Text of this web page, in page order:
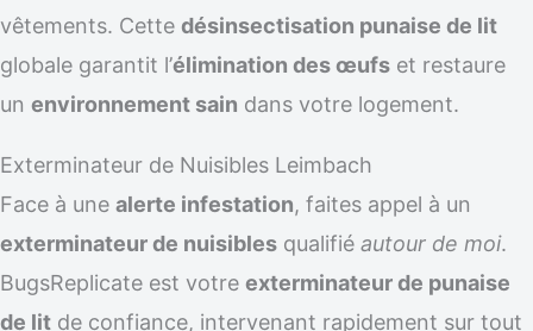
vêtements. Cette désinsectisation punaise de lit
globale garantit l’élimination des œufs et restaure
un environnement sain dans votre logement.
Exterminateur de Nuisibles Leimbach
Face à une alerte infestation, faites appel à un
exterminateur de nuisibles qualifié autour de moi.
BugsReplicate est votre exterminateur de punaise
de lit de confiance, intervenant rapidement sur tout